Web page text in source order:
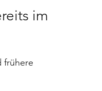
im
frühere